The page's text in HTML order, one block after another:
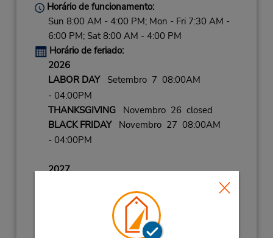
Horário de funcionamento:
Sun 8:00 AM - 4:00 PM; Mon - Fri 7:30 AM -
6:00 PM; Sat 8:00 AM - 4:00 PM
Horário de feriado:
2026
LABOR DAYSetembro 7 08:00AM
- 04:00PM
THANKSGIVINGNovembro 26 closed
BLACK FRIDAYNovembro 27 08:00AM
- 04:00PM
2027
NEW YEARS EVEDezembro 31 08:00AM
Dezembro 25 closed